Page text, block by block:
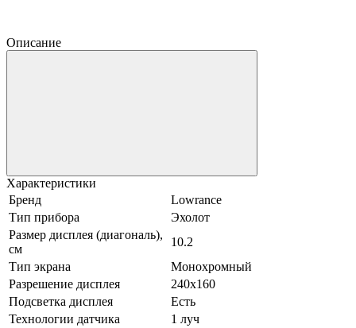
Описание
Характеристики
Бренд
Lowrance
Тип прибора
Эхолот
Размер дисплея (диагональ),
см
10.2
Тип экрана
Монохромный
Разрешение дисплея
240x160
Подсветка дисплея
Есть
Технологии датчика
1 луч